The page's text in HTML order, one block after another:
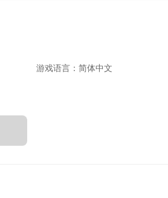
游戏语言：简体中文